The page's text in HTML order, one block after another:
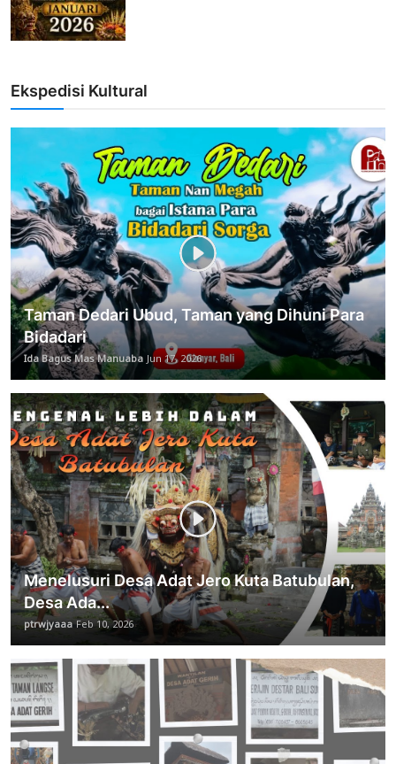
Ekspedisi Kultural
Taman Dedari Ubud, Taman yang Dihuni Para
Bidadari
Ida Bagus Mas ManuabaJun 17, 2026
Menelusuri Desa Adat Jero Kuta Batubulan,
Desa Ada...
ptrwjyaaaFeb 10, 2026